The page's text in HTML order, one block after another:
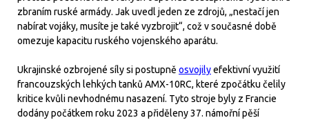
zbraním ruské armády. Jak uvedl jeden ze zdrojů, „nestačí jen
nabírat vojáky, musíte je také vyzbrojit“, což v současné době
omezuje kapacitu ruského vojenského aparátu.
Ukrajinské ozbrojené síly si postupně osvojilyefektivní využití
francouzských lehkých tanků AMX-10RC, které zpočátku čelily
kritice kvůli nevhodnému nasazení. Tyto stroje byly z Francie
dodány počátkem roku 2023 a přiděleny 37. námořní pěší